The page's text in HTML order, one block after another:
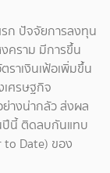
ก ปัจจัยการลงทุน
คราม มีการขึ้น
าเงินเฟ้อเพิ่มขึ้น
เศรษฐกิจ
างน่ากลัว ส่งผล
ปีนี้ ติดลบกันแทบ
to Date) ของ